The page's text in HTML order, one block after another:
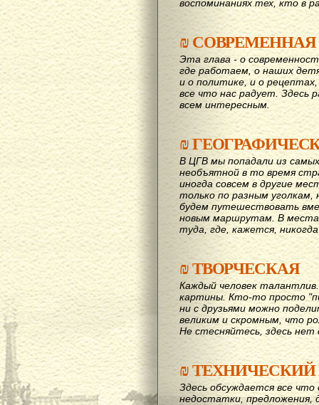
воспоминаниях тех, кто в
₪СОВРЕМЕННАЯ
Эта глава - о
где работаем, о наших
и о политике, и о
все что нас радует. Здесь
всем интересным.
₪
В ЦГВ мы попадали из
необъятной в то время
иногда совсем в другие
только по разным
будем путешествовать
новым маршрутам. В
туда, где, кажется,
₪ТВОРЧЕСКАЯ
Каждый человек
картины. Кто-то просто
ни с друзьями можно
великим и скромным, что
Не стесняйтесь, здесь нет
₪ТЕХНИЧЕСКИЙ
Здесь обсуждается все
недостатки, предложения,